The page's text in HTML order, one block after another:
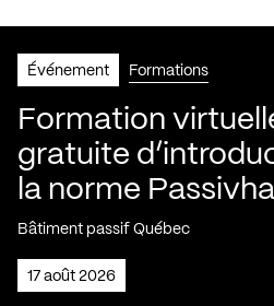
Événement Formations
Formation
gratuite
la norme
Bâtiment passif Québec
17 août 2026